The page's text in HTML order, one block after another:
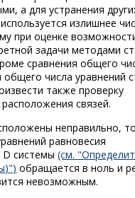
а для устранения
излишнее
при оценке
задачи методами
сравнения общего
общего числа уравнений
также проверку
связей.
неправильно,
равновесия
D системы(см.
обращается в ноль и
невозможным.